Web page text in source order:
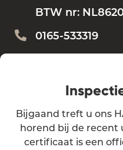
BTW nr:
0165-533319
Algemene
Privacy verklaring
Bijgaand treft u ons
horend bij de recent
certificaat is een